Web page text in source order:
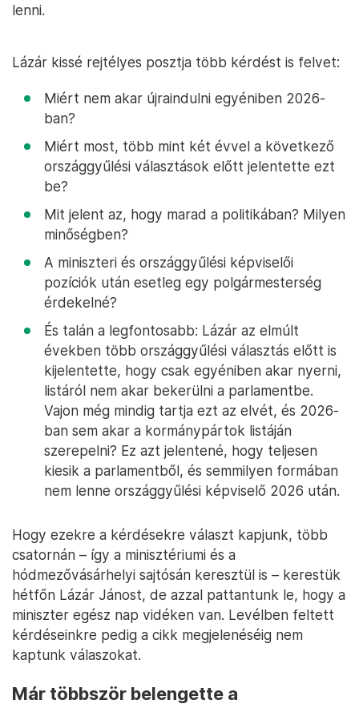
lenni.
Lázár kissé rejtélyes posztja több kérdést is felvet:
Miért nem akar újraindulni egyéniben 2026-
ban?
Miért most, több mint két évvel a következő
országgyűlési választások előtt jelentette ezt
be?
Mit jelent az, hogy marad a politikában? Milyen
minőségben?
A miniszteri és országgyűlési képviselői
pozíciók után esetleg egy polgármesterség
érdekelné?
És talán a legfontosabb: Lázár az elmúlt
években több országgyűlési választás előtt is
kijelentette, hogy csak egyéniben akar nyerni,
listáról nem akar bekerülni a parlamentbe.
Vajon még mindig tartja ezt az elvét, és 2026-
ban sem akar a kormánypártok listáján
szerepelni? Ez azt jelentené, hogy teljesen
kiesik a parlamentből, és semmilyen formában
nem lenne országgyűlési képviselő 2026 után.
Hogy ezekre a kérdésekre választ kapjunk, több
csatornán – így a minisztériumi és a
hódmezővásárhelyi sajtósán keresztül is – kerestük
hétfőn Lázár Jánost, de azzal pattantunk le, hogy a
miniszter egész nap vidéken van. Levélben feltett
kérdéseinkre pedig a cikk megjelenéséig nem
kaptunk válaszokat.
Már többször belengette a